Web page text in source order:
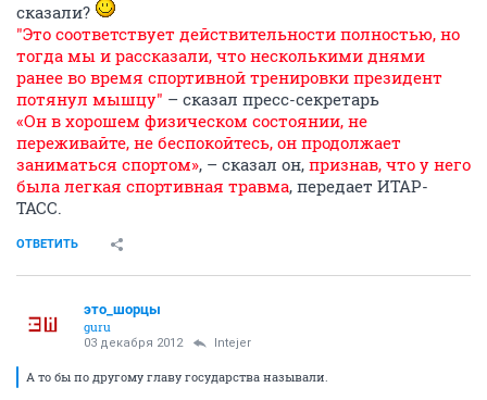
сказали?
"Это соответствует действительности полностью, но
тогда мы и рассказали, что несколькими днями
ранее во время спортивной тренировки президент
потянул мышцу" – сказал пресс-секретарь
«Он в хорошем физическом состоянии, не
переживайте, не беспокойтесь, он продолжает
заниматься спортом», – сказал он, признав, что у него
была легкая спортивная травма, передает ИТАР-
ТАСС.
ОТВЕТИТЬ
это_шорцы
guru
03 декабря 2012 Intejer
А то бы по другому главу государства называли.